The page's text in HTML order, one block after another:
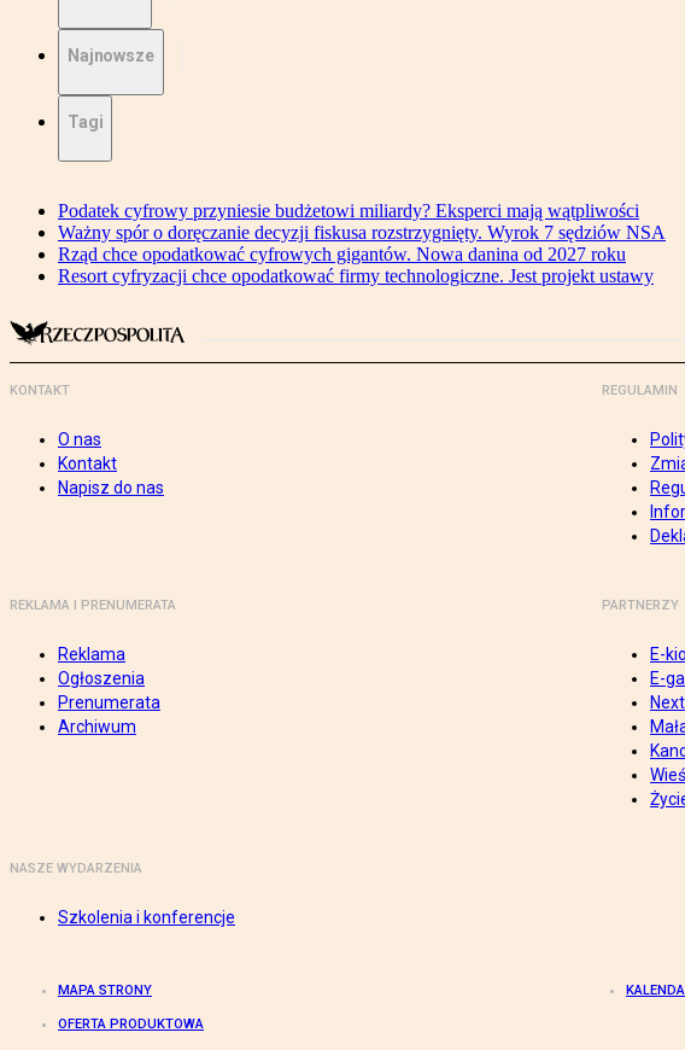
Najnowsze
Tagi
Podatek cyfrowy przyniesie budżetowi miliardy? Eksperci mają wątpliwości
Ważny spór o doręczanie decyzji fiskusa rozstrzygnięty. Wyrok 7 sędziów NSA
Rząd chce opodatkować cyfrowych gigantów. Nowa danina od 2027 roku
Resort cyfryzacji chce opodatkować firmy technologiczne. Jest projekt ustawy
KONTAKT
O nas
Kontakt
Napisz do nas
REGULAMIN
REKLAMA I PRENUMERATA
Reklama
Ogłoszenia
Prenumerata
Archiwum
PARTNERZY
E-
E-
NASZE WYDARZENIA
Szkolenia i konferencje
MAPA STRONY
OFERTA PRODUKTOWA